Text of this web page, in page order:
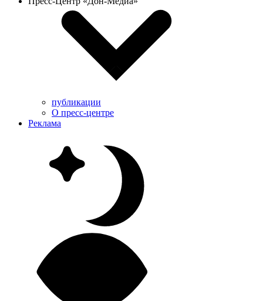
публикации
О пресс-центре
Реклама